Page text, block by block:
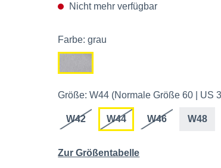
Nicht mehr verfügbar
Farbe: grau
Größe: W44 (Normale Größe 60 | US
W42 W44 W46 W48
Zur Größentabelle